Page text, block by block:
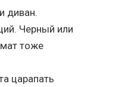
диван.
Черный или
тоже
царапать